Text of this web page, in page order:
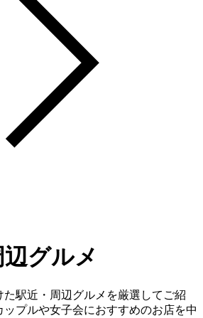
グルメ
た駅近・周辺グルメを厳選してご紹
プルや女子会におすすめのお店を中